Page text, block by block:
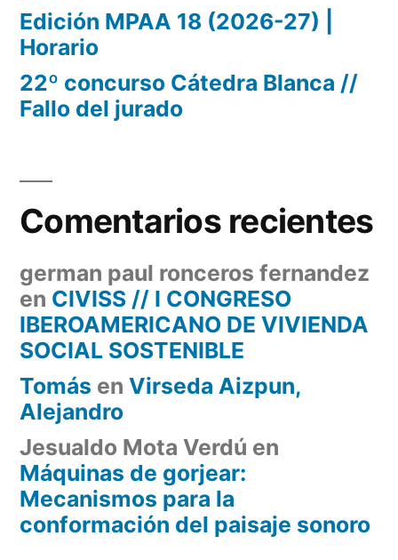
Edición MPAA 18 (2026-27) |
Horario
22º concurso Cátedra Blanca //
Fallo del jurado
Comentarios recientes
german paul ronceros fernandez
en CIVISS // I CONGRESO
IBEROAMERICANO DE VIVIENDA
SOCIAL SOSTENIBLE
Tomás en Virseda Aizpun,
Alejandro
Jesualdo Mota Verdú en
Máquinas de gorjear:
Mecanismos para la
conformación del paisaje sonoro